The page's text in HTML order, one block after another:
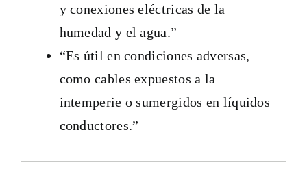
y conexiones eléctricas de la
humedad y el agua.”
“Es útil en condiciones adversas,
como cables expuestos a la
intemperie o sumergidos en líquidos
conductores.”